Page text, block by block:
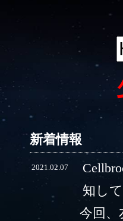
新着情報
2021.02.07
知し
今回